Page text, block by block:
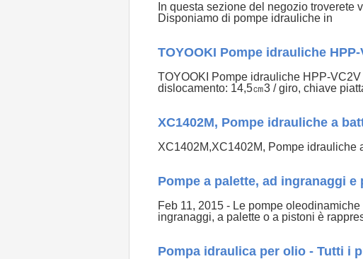
In questa sezione del negozio
Disponiamo di pompe idrauliche in
TOYOOKI Pompe idrauliche
TOYOOKI Pompe idrauliche HPP-
dislocamento: 14,5㎝3 / giro, chiave
XC1402M, Pompe idrauliche a
XC1402M,XC1402M, Pompe idrauliche
Pompe a palette, ad ingranaggi
Feb 11, 2015 - Le pompe
ingranaggi, a palette o a pistoni è
Pompa idraulica per olio - Tutti i